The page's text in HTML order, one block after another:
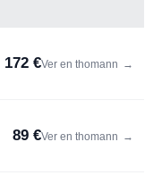
172 €Ver en thomann →
89 €Ver en thomann →